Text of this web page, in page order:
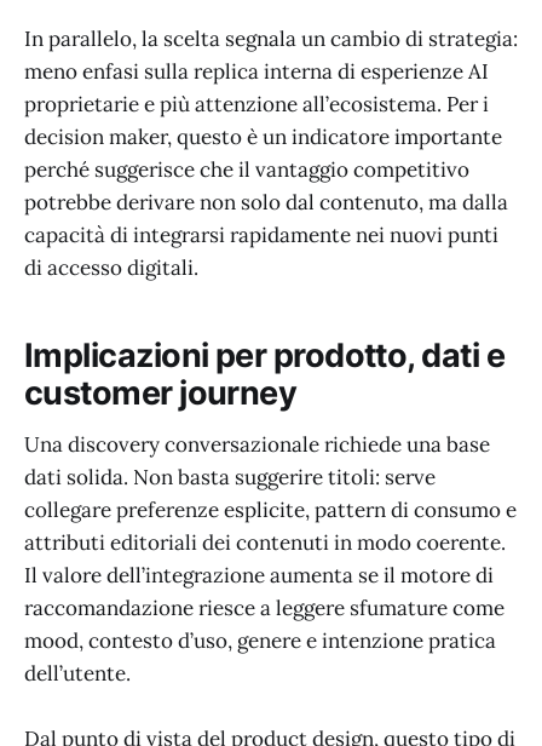
In parallelo, la scelta segnala un cambio di strategia:
meno enfasi sulla replica interna di esperienze AI
proprietarie e più attenzione all’ecosistema. Per i
decision maker, questo è un indicatore importante
perché suggerisce che il vantaggio competitivo
potrebbe derivare non solo dal contenuto, ma dalla
capacità di integrarsi rapidamente nei nuovi punti
di accesso digitali.
Implicazioni per prodotto, dati e
customer journey
Una discovery conversazionale richiede una base
dati solida. Non basta suggerire titoli: serve
collegare preferenze esplicite, pattern di consumo e
attributi editoriali dei contenuti in modo coerente.
Il valore dell’integrazione aumenta se il motore di
raccomandazione riesce a leggere sfumature come
mood, contesto d’uso, genere e intenzione pratica
dell’utente.
Dal punto di vista del product design, questo tipo di